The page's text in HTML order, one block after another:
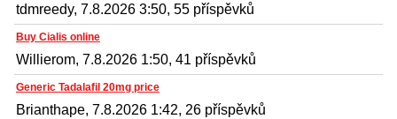
tdmreedy, 7.8.2026 3:50, 55 příspěvků
Buy Cialis online
Willierom, 7.8.2026 1:50, 41 příspěvků
Generic Tadalafil 20mg price
Brianthape, 7.8.2026 1:42, 26 příspěvků